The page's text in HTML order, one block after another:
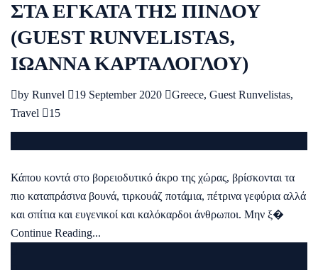
ΣΤΑ ΕΓΚΑΤΑ ΤΗΣ ΠΙΝΔΟΥ
(GUEST RUNVELISTAS,
ΙΩΑΝΝΑ ΚΑΡΤΑΛΟΓΛΟΥ)
by Runvel 19 September 2020 Greece, Guest Runvelistas,
Travel
15
Κάπου κοντά στο βορειοδυτικό άκρο της χώρας, βρίσκονται τα
πιο καταπράσινα βουνά, τιρκουάζ ποτάμια, πέτρινα γεφύρια αλλά
και σπίτια και ευγενικοί και καλόκαρδοι άνθρωποι. Μην ξ�
Continue Reading...